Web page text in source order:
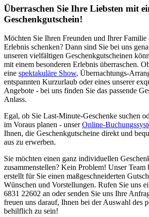
Überraschen Sie Ihre Liebsten mit
Geschenkgutschein!
Möchten Sie Ihren Freunden und Ihrer Familie
Erlebnis schenken? Dann sind Sie bei uns
unseren vielfältigen Geschenkgutscheinen
mit einem besonderen Erlebnis überraschen.
eine spektakuläre Show, Übernachtungs-
entspannten Kurzurlaub oder eines unserer
Angebote - bei uns finden Sie das passende
Anlass.
Egal, ob Sie Last-Minute-Geschenke suchen
im Voraus planen - unserOnline-
Ihnen, die Geschenkgutscheine direkt und
aus zu erwerben.
Sie möchten einen ganz individuellen
zusammenstellen? Kein Problem! Unser Team
erstellt für Sie einen maßgeschneiderten
Wünschen und Vorstellungen. Rufen Sie uns
6831 22602 an oder senden Sie uns Ihre
freuen uns darauf, Ihnen bei der Auswahl des
behilflich zu sein!